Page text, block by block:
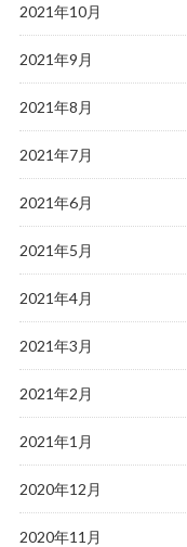
2021年10月
2021年9月
2021年8月
2021年7月
2021年6月
2021年5月
2021年4月
2021年3月
2021年2月
2021年1月
2020年12月
2020年11月